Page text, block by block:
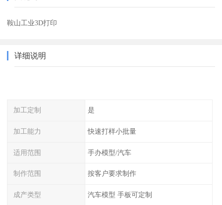
鞍山工业3D打印
详细说明
加工定制 是
加工能力 快速打样小批量
适用范围 手办模型/汽车
制作范围 按客户要求制作
成产类型 汽车模型 手板可定制